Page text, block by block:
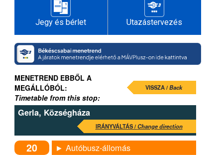
Jegy és bérlet Utazástervezés
MENETREND EBBŐL A
MEGÁLLÓBÓL:
Timetable from this stop:
VISSZA /Back
Gerla, Községháza
IRÁNYVÁLTÁS /Change direction
20 ► Autóbusz-állomás